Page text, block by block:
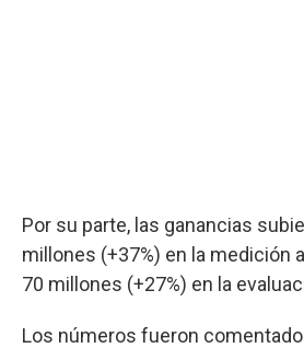
Por su parte, las ganancias
millones (+37%) en la medición
70 millones (+27%) en la
Los números fueron